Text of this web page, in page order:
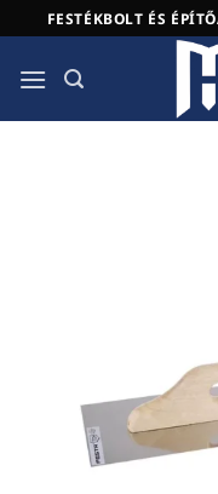
to
content
FESTÉKBOLT ÉS